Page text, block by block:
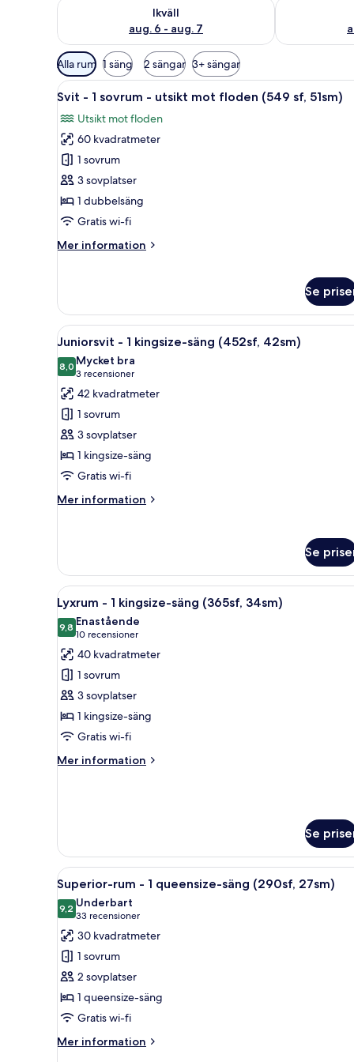
Ikväll
aug. 6 - aug. 7
Tillgängliga
filter
för
Alla rum 1 säng 2 sängar 3+ sängar
Öppna
alla
foton
för
Svit
-
1
sovrum
utsikt
(549
sf,
51sm)
Sängtillbehör av högsta
4
Svit - 1 sovrum - utsikt mot floden (549 sf, 51sm)
Utsikt mot floden
60 kvadratmeter
1 sovrum
3 sovplatser
1 dubbelsäng
Gratis wi-fi
Mer information
Mer
sovrum
-
utsikt
mot
floden
(549
sf,
51sm)
Se
Öppna
alla
foton
för
Juniorsvit
-
1
kingsize-
säng
(452sf,
Ett hotellrum med en säng,
8
Juniorsvit - 1 kingsize-säng (452sf, 42sm)
8,08,0 av 10
Mycket bra
3 recensioner
(3 recensioner)
42 kvadratmeter
1 sovrum
3 sovplatser
1 kingsize-säng
Gratis wi-fi
Mer information
Mer
1
kingsize-
säng
(452sf,
42sm)
Se
Öppna
alla
foton
för
Lyxrum
-
1
kingsize-
säng
(365sf,
Ett hotellrum med en säng,
9
Lyxrum - 1 kingsize-säng (365sf, 34sm)
9,89,8 av 10
Enastående
10 recensioner
(10 recensioner)
40 kvadratmeter
1 sovrum
3 sovplatser
1 kingsize-säng
Gratis wi-fi
Mer information
Mer
kingsize-
säng
(365sf,
34sm)
Se
Öppna
alla
foton
för
Superior-
rum
-
1
queensize-
säng
Ett hotellrum med en säng,
7
Superior-rum - 1 queensize-säng (290sf, 27sm)
9,29,2 av 10
Underbart
33 recensioner
(33 recensioner)
30 kvadratmeter
1 sovrum
2 sovplatser
1 queensize-säng
Gratis wi-fi
Mer information
Mer